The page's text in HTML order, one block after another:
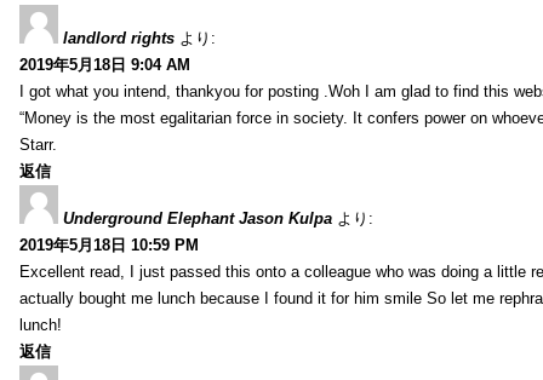
landlord rights より:
2019年5月18日 9:04 AM
I got what you intend, thankyou for posting .Woh I am glad to find this
“Money is the most egalitarian force in society. It confers power on
Starr.
返信
Underground Elephant Jason Kulpa より:
2019年5月18日 10:59 PM
Excellent read, I just passed this onto a colleague who was doing a little
actually bought me lunch because I found it for him smile So let me
lunch!
返信